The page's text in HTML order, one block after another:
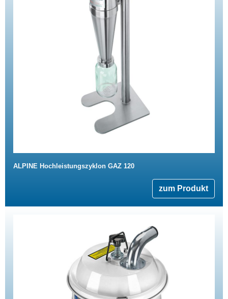
ALPINE Hochleistungszyklon GAZ 120
zum Produkt